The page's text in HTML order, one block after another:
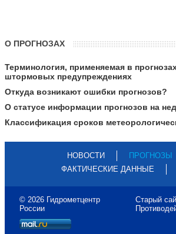
О ПРОГНОЗАХ
Терминология, применяемая в
штормовых предупреждениях
Откуда возникают ошибки прогнозов?
О статусе информации прогнозов на
Классификация сроков
НОВОСТИ
ПРОГНОЗЫ
ФАКТИЧЕСКИЕ ДАННЫЕ
© 2026 Гидрометцентр
России
Старый